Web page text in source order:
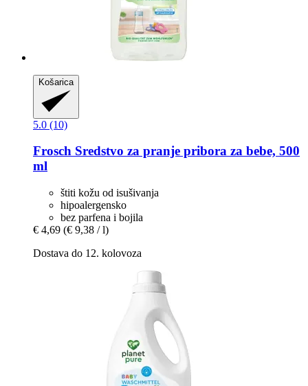
Košarica
5.0 (10)
Frosch Sredstvo za pranje pribora za bebe, 500
ml
štiti kožu od isušivanja
hipoalergensko
bez parfena i bojila
€ 4,69 (€ 9,38 / l)
Dostava do 12. kolovoza